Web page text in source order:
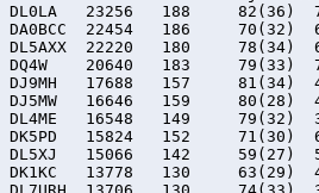
DL0LA	23256	188	82(36)	72(30)	41(23)	33(13)
DA0BCC	22454	186	70(32)	66(33)	49(26)	33(12)
DL5AXX	22220	180	78(34)	61(28)	45(28)	36(11)
DQ4W	20640	183	79(33)	70(32)	37(19)	29(12)
DJ9MH	17688	157	81(34)	47(22)	45(21)	28(11)
DJ5MW	16646	159	80(28)	49(21)	48(23)	26(10)
DL4ME	16548	149	79(32)	31(14)	51(25)	36(13)
DK5PD	15824	152	71(30)	64(30)	49(26)	0(0)
DL5XJ	15066	142	59(27)	51(20)	40(22)	36(12)
DK1KC	13778	130	63(29)	46(20)	39(19)	18(15)